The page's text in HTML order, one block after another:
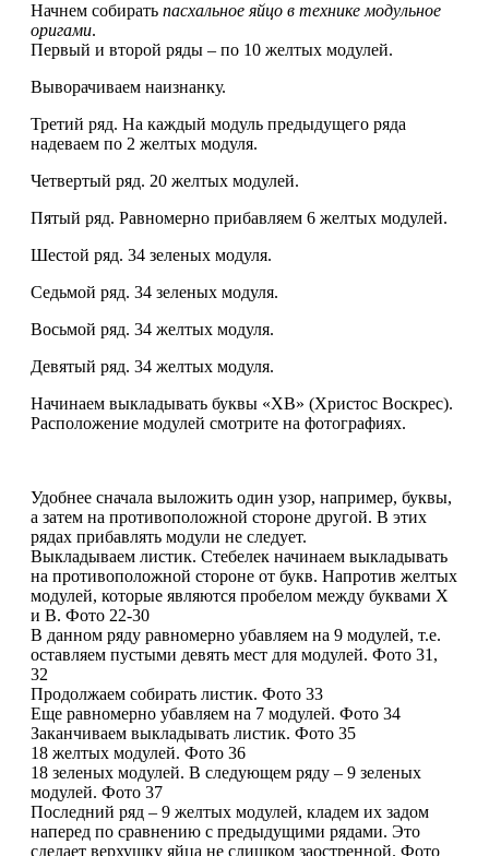
Начнем собирать пасхальное яйцо в технике модульное
оригами.
Первый и второй ряды – по 10 желтых модулей.
Выворачиваем наизнанку.
Третий ряд. На каждый модуль предыдущего ряда
надеваем по 2 желтых модуля.
Четвертый ряд. 20 желтых модулей.
Пятый ряд. Равномерно прибавляем 6 желтых модулей.
Шестой ряд. 34 зеленых модуля.
Седьмой ряд. 34 зеленых модуля.
Восьмой ряд. 34 желтых модуля.
Девятый ряд. 34 желтых модуля.
Начинаем выкладывать буквы «ХВ» (Христос Воскрес).
Расположение модулей смотрите на фотографиях.
Удобнее сначала выложить один узор, например, буквы,
а затем на противоположной стороне другой. В этих
рядах прибавлять модули не следует.
Выкладываем листик. Стебелек начинаем выкладывать
на противоположной стороне от букв. Напротив желтых
модулей, которые являются пробелом между буквами Х
и В. Фото 22-30
В данном ряду равномерно убавляем на 9 модулей, т.е.
оставляем пустыми девять мест для модулей. Фото 31,
32
Продолжаем собирать листик. Фото 33
Еще равномерно убавляем на 7 модулей. Фото 34
Заканчиваем выкладывать листик. Фото 35
18 желтых модулей. Фото 36
18 зеленых модулей. В следующем ряду – 9 зеленых
модулей. Фото 37
Последний ряд – 9 желтых модулей, кладем их задом
наперед по сравнению с предыдущими рядами. Это
сделает верхушку яйца не слишком заостренной. Фото